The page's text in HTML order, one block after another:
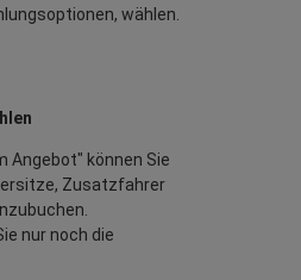
wählen.
Angebot" können Sie
Zusatzfahrer
nur noch die